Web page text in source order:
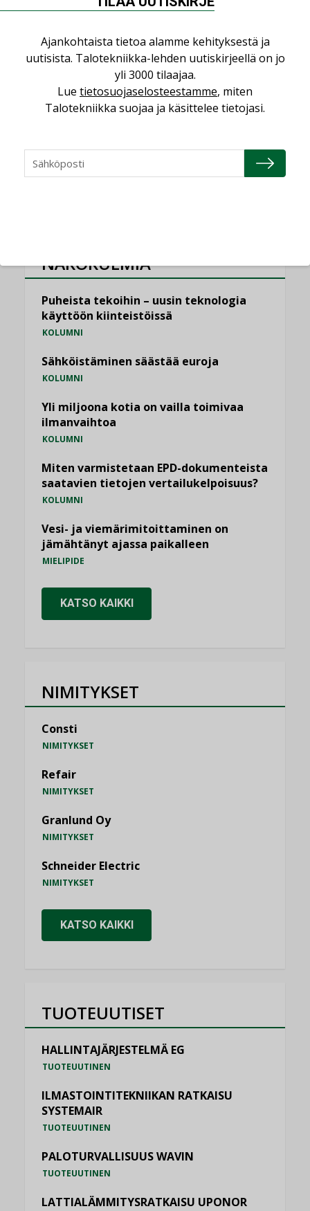
erilliset teknologiat tuodaan yhteen”
Puutteellinen eristys lisää lämpöhäviöitä
LEHDEN ARTIKKELIT
Kaivamattomat menetelmät
vakiinnuttavat asemansa taloyhtiöissä
KATSO KAIKKI
NÄKÖKULMIA
Puheista tekoihin – uusin teknologia
käyttöön kiinteistöissä
KOLUMNI
Sähköistäminen säästää euroja
KOLUMNI
Yli miljoona kotia on vailla toimivaa
ilmanvaihtoa
KOLUMNI
Miten varmistetaan EPD-dokumenteista
saatavien tietojen vertailukelpoisuus?
KOLUMNI
Vesi- ja viemärimitoittaminen on
jämähtänyt ajassa paikalleen
MIELIPIDE
KATSO KAIKKI
NIMITYKSET
Consti
NIMITYKSET
Refair
NIMITYKSET
Granlund Oy
NIMITYKSET
Schneider Electric
NIMITYKSET
KATSO KAIKKI
TUOTEUUTISET
HALLINTAJÄRJESTELMÄ EG
TUOTEUUTINEN
ILMASTOINTITEKNIIKAN RATKAISU
SYSTEMAIR
TUOTEUUTINEN
PALOTURVALLISUUS WAVIN
TUOTEUUTINEN
LATTIALÄMMITYSRATKAISU UPONOR
Ajankohtaista tietoa alamme kehityksestä ja
uutisista. Talotekniikka-lehden uutiskirjeellä on jo
yli 3000 tilaajaa.
Lue tietosuojaselosteestamme, miten
Talotekniikka suojaa ja käsittelee tietojasi.